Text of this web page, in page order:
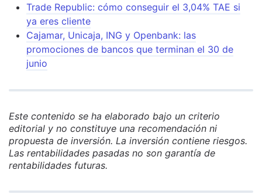
Trade Republic: cómo conseguir el 3,04% TAE si
ya eres cliente
Cajamar, Unicaja, ING y Openbank: las
promociones de bancos que terminan el 30 de
junio
Este contenido se ha elaborado bajo un criterio
editorial y no constituye una recomendación ni
propuesta de inversión. La inversión contiene riesgos.
Las rentabilidades pasadas no son garantía de
rentabilidades futuras.